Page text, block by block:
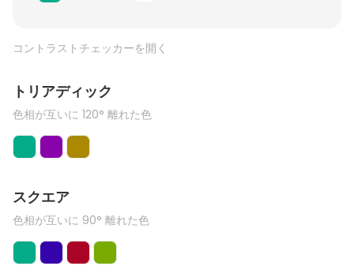
コントラストチェッカーを開く
トリアディック
色相が互いに 120° 離れた色
スクエア
色相が互いに 90° 離れた色